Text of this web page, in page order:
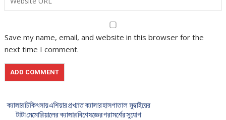
Save my name, email, and website in this browser for the
next time I comment.